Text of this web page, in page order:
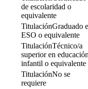
de escolaridad o
equivalente
Graduado
ESO o equivalente
Técnico/a
superior en
infantil o equivalente
No se
requiere